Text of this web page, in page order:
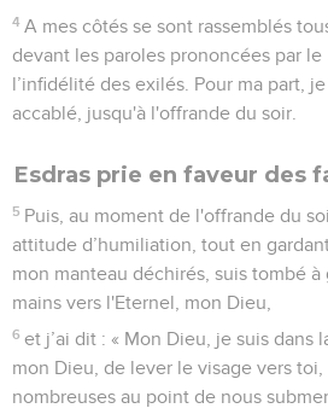
4 A mes côtés se sont rassemblés
devant les paroles prononcées par
l’infidélité des exilés. Pour ma part, je
accablé, jusqu'à l'offrande du soir.
Esdras prie en faveur des
5 Puis, au moment de l'offrande du
attitude d’humiliation, tout en
mon manteau déchirés, suis tombé
mains vers l'Eternel, mon Dieu,
6 et j’ai dit : « Mon Dieu, je suis dans
mon Dieu, de lever le visage vers
nombreuses au point de nous